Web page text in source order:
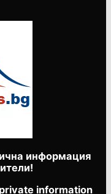
информация
information